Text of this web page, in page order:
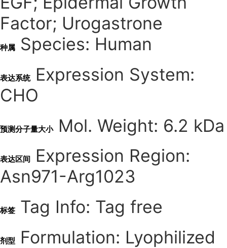
Factor; Urogastrone
种属 Species: Human
表达系统Expression System:
CHO
预测分子量大小Mol. Weight: 6.2 kDa
表达区间
Expression Region:
Asn971-Arg1023
标签 Tag Info: Tag free
剂型 Formulation: Lyophilized